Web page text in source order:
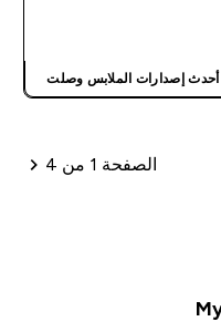
أحدث إصدارات الملابس وصلت
ترقيم الصفحات
الصفحة 1 من 4